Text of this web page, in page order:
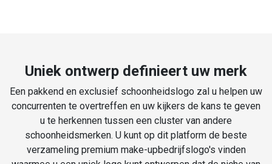
Uniek ontwerp definieert uw merk
Een pakkend en exclusief schoonheidslogo zal u helpen uw
concurrenten te overtreffen en uw kijkers de kans te geven
u te herkennen tussen een cluster van andere
schoonheidsmerken. U kunt op dit platform de beste
verzameling premium make-upbedrijfslogo's vinden